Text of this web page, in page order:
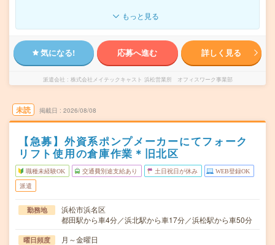
もっと見る
気になる! 応募へ進む 詳しく見る
派遣会社 株式会社メイテックキャスト 浜松営業所 オフィスワーク事業部
未読 掲載日 2026/08/08
【急募】外資系ポンプメーカーにてフォーク
リフト使用の倉庫作業＊旧北区
職種未経験OK 交通費別途支給あり 土日祝日が休み WEB登録OK
派遣
勤務地
浜松市浜名区
都田駅から車4分／浜北駅から車17分／浜松駅から車50分
曜日頻度 月～金曜日